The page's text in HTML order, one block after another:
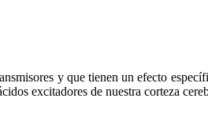
y que tienen un efecto
excitadores de nuestra corteza